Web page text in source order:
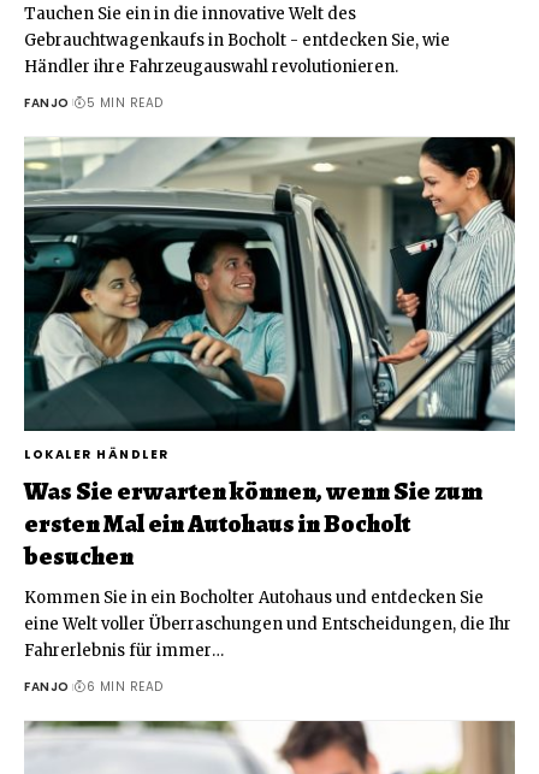
Tauchen Sie ein in die innovative Welt des
Gebrauchtwagenkaufs in Bocholt - entdecken Sie, wie
Händler ihre Fahrzeugauswahl revolutionieren.
FANJO 5 MIN READ
LOKALER HÄNDLER
Was Sie erwarten können, wenn Sie zum
ersten Mal ein Autohaus in Bocholt
besuchen
Kommen Sie in ein Bocholter Autohaus und entdecken Sie
eine Welt voller Überraschungen und Entscheidungen, die Ihr
Fahrerlebnis für immer…
FANJO 6 MIN READ